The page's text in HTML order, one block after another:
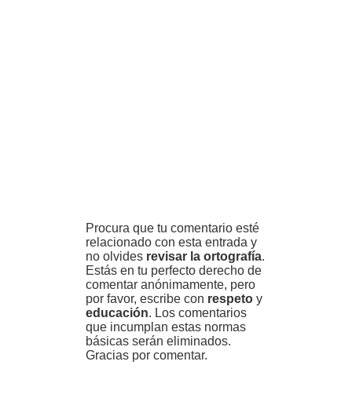
Procura que tu comentario esté
relacionado con esta entrada y
no olvides revisar la ortografía.
Estás en tu perfecto derecho de
comentar anónimamente, pero
por favor, escribe con respeto y
educación. Los comentarios
que incumplan estas normas
básicas serán eliminados.
Gracias por comentar.